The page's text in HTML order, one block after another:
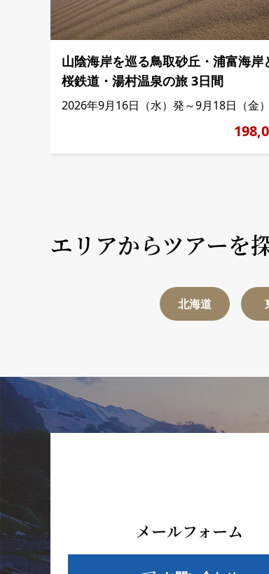
山陰海岸を巡る鳥取砂丘・浦富海岸
桜鉄道・湯村温泉の旅 3日間
2026年9月16日（水）発～9月18日（金
エリアからツアーを
北海道
メールフォーム